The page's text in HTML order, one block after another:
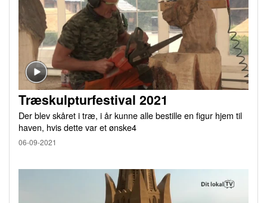
Træskulpturfestival 2021
Der blev skåret i træ, i år kunne alle bestille en figur hjem til
haven, hvis dette var et ønske4
06-09-2021